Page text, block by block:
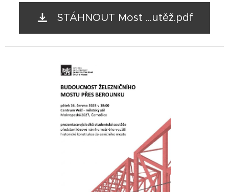
STÁHNOUT Most ...utěž.pdf